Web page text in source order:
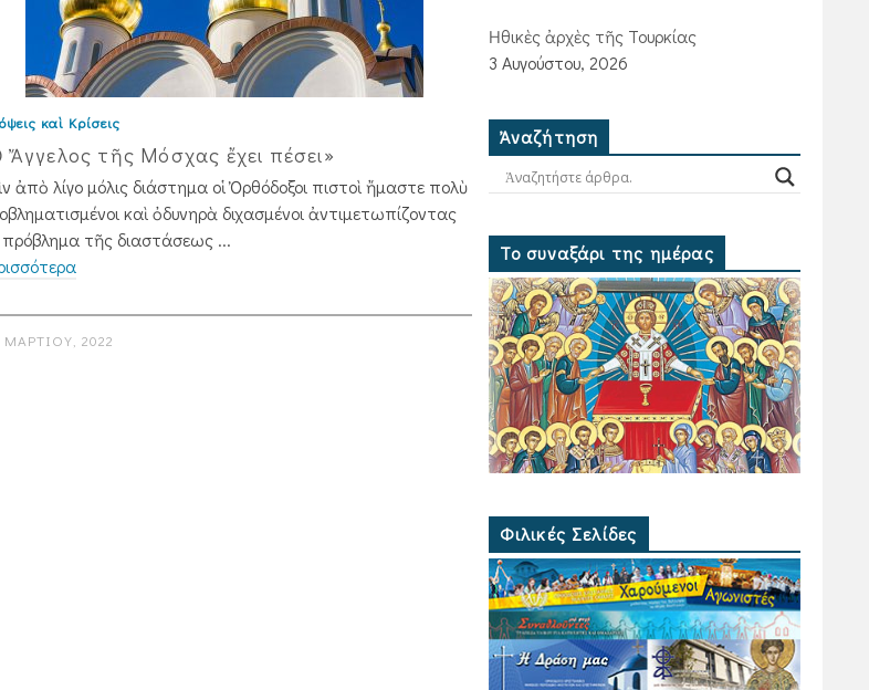
καὶ Κρίσεις
Ἄγγελος τῆς Μόσχας ἔχει πέσει»
ἀπὸ λίγο μόλις διάστημα οἱ Ὀρθόδοξοι πιστοὶ ἤμαστε πολὺ
καὶ ὀδυνηρὰ διχασμένοι ἀντιμετωπίζοντας
τῆς διαστάσεως ...
ΜΑΡΤΊΟΥ, 2022
Ἠθικὲς ἀρχὲς τῆς Τουρκίας
3 Αυγούστου, 2026
Ἀναζήτηση
Το συναξάρι της ημέρας
Φιλικές Σελίδες